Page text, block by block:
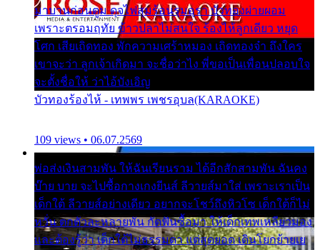
มาบานก่อนตูม ดุจไฟสุมร้อนรุมอุรา บัวทองผ่ายผอม
เพราะตรอมฤทัย ข้าวปลาไม่สนใจ ร้องไห้ลูกเดียว หยุด
โศก เสียเถิดทอง พักความเศร้าหมอง เถิดทองจ๋า ถึงใคร
เขาจะว่า ลูกเจ้าเกิดมา จะชื่อว่าไง พี่ขอเป็นเพื่อนปลอบใจ
จะตั้งชื่อให้ ว่าไอ้บังเอิญ
บัวทองร้องไห้ - เทพพร เพชรอุบล(KARAOKE)
109 views • 06.07.2569
พ่อส่งเงินสามพัน ให้ฉันเรียนราม ได้อีกสักสามพัน ฉันคง
บ๊าย บาย จะไปซื้อกางเกงยีนส์ ลีวายส์มาใส่ เพราะเราเป็น
เด็กใต้ ลีวายส์อย่างเดียว อยากจะโชว์ถึงหิวโซ เด็กใต้ก็ไม่
หวั่น ตกตัวละหลายพัน กัดฟันซื้อมา ให้เด็กเทพเหลียวมอง
และต้องรู้ว่า เด็กใต้ไม่ธรรมดา แต่สุดยอด เดินโยกย้ายเย